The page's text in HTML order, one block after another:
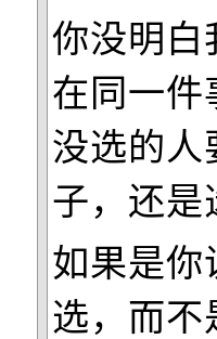
你没明白
在同一件
没选的人
子，还是
如果是你
选，而不